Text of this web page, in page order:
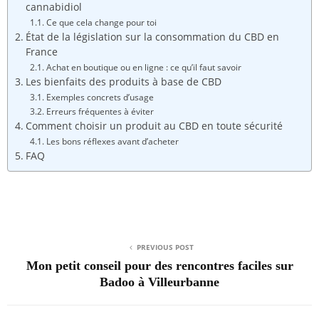
cannabidiol
Ce que cela change pour toi
État de la législation sur la consommation du CBD en
France
Achat en boutique ou en ligne : ce qu’il faut savoir
Les bienfaits des produits à base de CBD
Exemples concrets d’usage
Erreurs fréquentes à éviter
Comment choisir un produit au CBD en toute sécurité
Les bons réflexes avant d’acheter
FAQ
PREVIOUS POST
Mon petit conseil pour des rencontres faciles sur
Badoo à Villeurbanne